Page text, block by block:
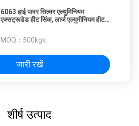
6063 हाई पावर सिल्वर एल्युमिनियम
एक्सट्रूडेड हीट सिंक, लार्ज एल्युमीनियम हीट
MOQ： 500kgs
जारी रखें
शीर्ष उत्पाद